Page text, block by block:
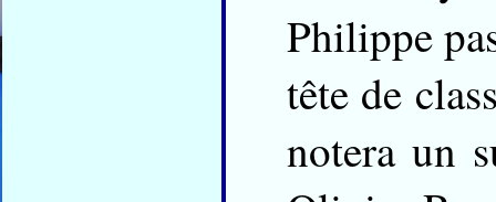
Philippe
tête de
notera un